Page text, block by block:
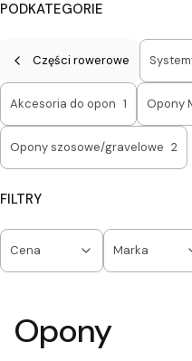
PODKATEGORIE
Części rowerowe
Akcesoria do opon 1 Opony
Opony szosowe/gravelowe 2
FILTRY
Cena Marka
Opony